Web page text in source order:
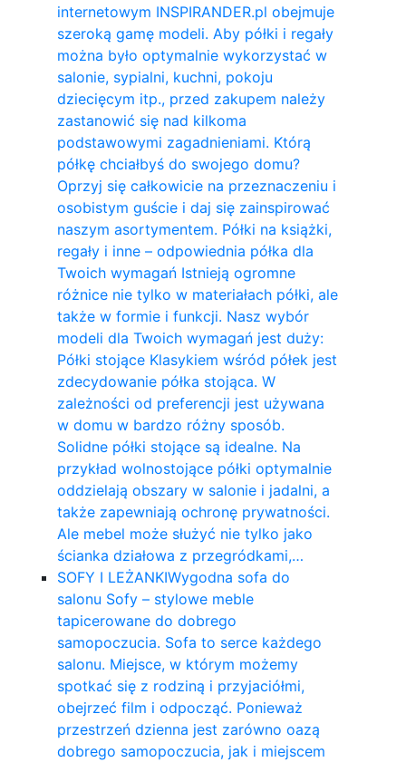
internetowym INSPIRANDER.pl obejmuje
szeroką gamę modeli. Aby półki i regały
można było optymalnie wykorzystać w
salonie, sypialni, kuchni, pokoju
dziecięcym itp., przed zakupem należy
zastanowić się nad kilkoma
podstawowymi zagadnieniami. Którą
półkę chciałbyś do swojego domu?
Oprzyj się całkowicie na przeznaczeniu i
osobistym guście i daj się zainspirować
naszym asortymentem. Półki na książki,
regały i inne – odpowiednia półka dla
Twoich wymagań Istnieją ogromne
różnice nie tylko w materiałach półki, ale
także w formie i funkcji. Nasz wybór
modeli dla Twoich wymagań jest duży:
Półki stojące Klasykiem wśród półek jest
zdecydowanie półka stojąca. W
zależności od preferencji jest używana
w domu w bardzo różny sposób.
Solidne półki stojące są idealne. Na
przykład wolnostojące półki optymalnie
oddzielają obszary w salonie i jadalni, a
także zapewniają ochronę prywatności.
Ale mebel może służyć nie tylko jako
ścianka działowa z przegródkami,…
SOFY I LEŻANKIWygodna sofa do
salonu Sofy – stylowe meble
tapicerowane do dobrego
samopoczucia. Sofa to serce każdego
salonu. Miejsce, w którym możemy
spotkać się z rodziną i przyjaciółmi,
obejrzeć film i odpocząć. Ponieważ
przestrzeń dzienna jest zarówno oazą
dobrego samopoczucia, jak i miejscem